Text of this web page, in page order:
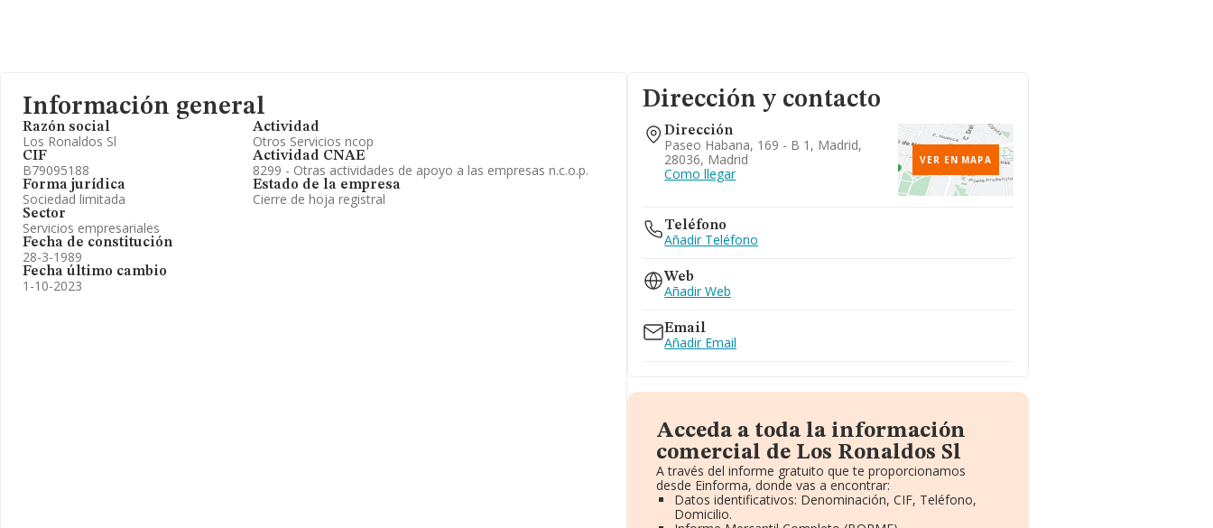
Información general
Razón social
Los Ronaldos Sl
CIF
B79095188
Forma jurídica
Sociedad limitada
Sector
Servicios empresariales
Fecha de constitución
28-3-1989
Fecha último cambio
1-10-2023
Actividad
Otros Servicios ncop
Actividad CNAE
8299 - Otras actividades de apoyo a las empresas n.c.o.p.
Estado de la empresa
Cierre de hoja registral
Dirección y contacto
Dirección
Paseo Habana, 169 - B 1, Madrid,
28036, Madrid
Como llegar
VER EN MAPA
Teléfono
Añadir Teléfono
Web
Añadir Web
Email
Añadir Email
Acceda a toda la información
comercial de Los Ronaldos Sl
A través del informe gratuito que te proporcionamos
desde Einforma, donde vas a encontrar:
Datos identificativos: Denominación, CIF, Teléfono,
Domicilio.